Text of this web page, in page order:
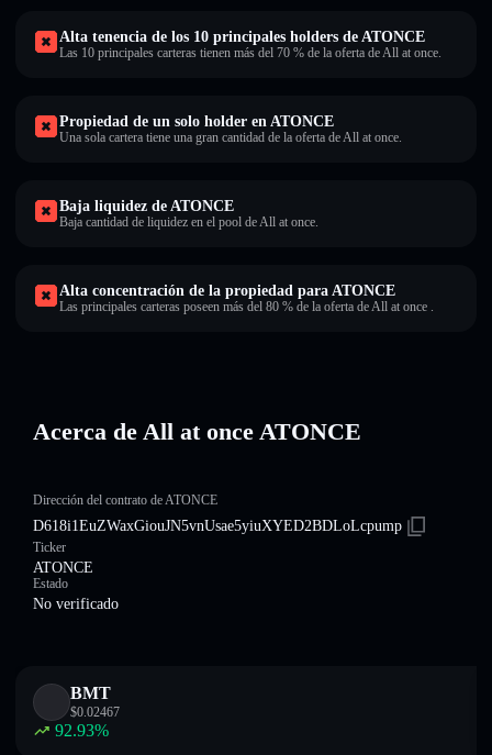
Alta tenencia de los 10 principales holders de ATONCE
Las 10 principales carteras tienen más del 70 % de la oferta de All at once.
Propiedad de un solo holder en ATONCE
Una sola cartera tiene una gran cantidad de la oferta de All at once.
Baja liquidez de ATONCE
Baja cantidad de liquidez en el pool de All at once.
Alta concentración de la propiedad para ATONCE
Las principales carteras poseen más del 80 % de la oferta de All at once .
Acerca de All at once ATONCE
Dirección del contrato de ATONCE
D618i1EuZWaxGiouJN5vnUsae5yiuXYED2BDLoLcpump
Ticker
ATONCE
Estado
No verificado
BMT
$0.02467
92.93%